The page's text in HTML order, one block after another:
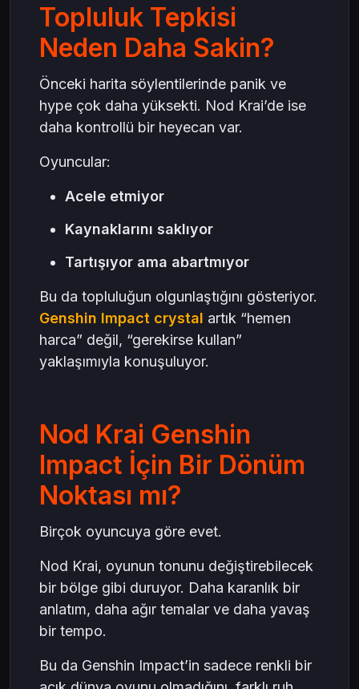
Topluluk Tepkisi
Neden Daha Sakin?
Önceki harita söylentilerinde panik ve
hype çok daha yüksekti. Nod Krai’de ise
daha kontrollü bir heyecan var.
Oyuncular:
Acele etmiyor
Kaynaklarını saklıyor
Tartışıyor ama abartmıyor
Bu da topluluğun olgunlaştığını gösteriyor.
Genshin Impact crystal artık “hemen
harca” değil, “gerekirse kullan”
yaklaşımıyla konuşuluyor.
Nod Krai Genshin
Impact İçin Bir Dönüm
Noktası mı?
Birçok oyuncuya göre evet.
Nod Krai, oyunun tonunu değiştirebilecek
bir bölge gibi duruyor. Daha karanlık bir
anlatım, daha ağır temalar ve daha yavaş
bir tempo.
Bu da Genshin Impact’in sadece renkli bir